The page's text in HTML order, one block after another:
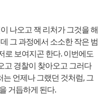
나오고 잭 리처가 그것을 해
그 과정에서 소소한 작은 범
로 보여지곤 한다. 이번에도
고 경찰이 찾아오고 그러다
언제나 그랬던 것처럼, 그
거듭하게 된다.